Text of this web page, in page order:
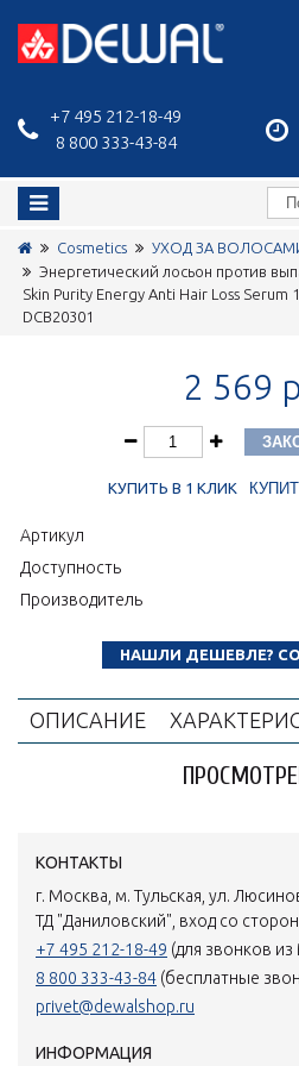
+7 495 212-18-49
8 800 333-43-84
Cosmetics УХОД ЗА
Энергетический лосьон против
Skin Purity Energy Anti Hair Loss Serum
DCB20301
2 569
КУПИТЬ В 1 КЛИК
Артикул
Доступность
Производитель
НАШЛИ ДЕШЕВЛЕ?
ОПИСАНИЕ
КОНТАКТЫ
г. Москва, м. Тульская, ул.
ТД "Даниловский", вход со
+7 495 212-18-49 (для звонков
8 800 333-43-84 (бесплатные
privet@dewalshop.ru
ИНФОРМАЦИЯ